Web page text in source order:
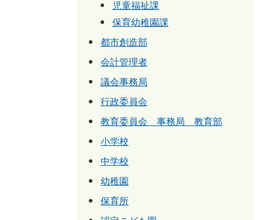
児童福祉課
保育幼稚園課
都市創造部
会計管理者
議会事務局
行政委員会
教育委員会 事務局 教育部
小学校
中学校
幼稚園
保育所